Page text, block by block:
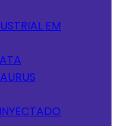
EM